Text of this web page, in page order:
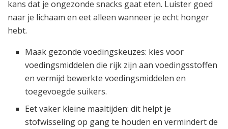
kans dat je ongezonde snacks gaat eten. Luister goed
naar je lichaam en eet alleen wanneer je echt honger
hebt.
Maak gezonde voedingskeuzes: kies voor
voedingsmiddelen die rijk zijn aan voedingsstoffen
en vermijd bewerkte voedingsmiddelen en
toegevoegde suikers.
Eet vaker kleine maaltijden: dit helpt je
stofwisseling op gang te houden en vermindert de